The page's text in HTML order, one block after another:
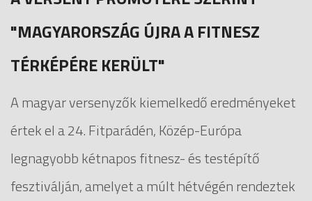
"MAGYARORSZÁG ÚJRA A FITNESZ
TÉRKÉPÉRE KERÜLT"
A magyar versenyzők kiemelkedő eredményeket
értek el a 24. Fitparádén, Közép-Európa
legnagyobb kétnapos fitnesz- és testépítő
fesztiválján, amelyet a múlt hétvégén rendeztek